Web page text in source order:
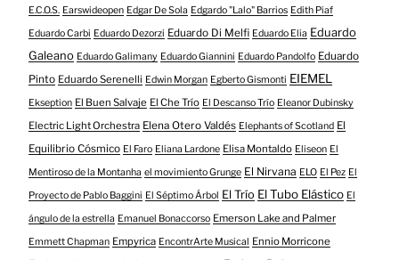
E.C.O.S. Earswideopen Edgar De Sola Edgardo "Lalo" Barrios Edith Piaf
Eduardo Carbi Eduardo Dezorzi Eduardo Di Melfi Eduardo Elia Eduardo
Galeano Eduardo Galimany Eduardo Giannini Eduardo Pandolfo Eduardo
Pinto Eduardo Serenelli Edwin Morgan Egberto Gismonti EIEMEL
Ekseption El Buen Salvaje El Che Trío El Descanso Trío Eleanor Dubinsky
Electric Light Orchestra Elena Otero Valdés Elephants of Scotland El
Equilibrio Cósmico El Faro Eliana Lardone Elisa Montaldo Eliseon El
Mentiroso de la Montanha el movimiento Grunge El Nirvana ELO El Pez El
Proyecto de Pablo Baggini El Séptimo Árbol El Trío El Tubo Elástico El
ángulo de la estrella Emanuel Bonaccorso Emerson Lake and Palmer
Emmett Chapman Empyrica EncontrArte Musical Ennio Morricone